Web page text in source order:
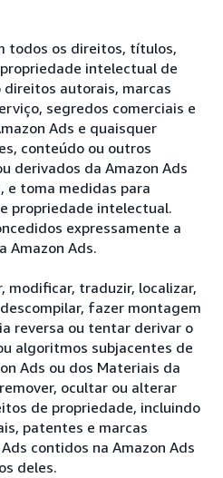
todos os direitos, títulos,
intelectual de
autorais, marcas
segredos comerciais e
Ads e quaisquer
conteúdo ou outros
derivados da Amazon Ads
e toma medidas para
propriedade intelectual.
expressamente a
Amazon Ads.
modificar, traduzir, localizar,
fazer montagem
reversa ou tentar derivar o
algoritmos subjacentes de
Ads ou dos Materiais da
ocultar ou alterar
de propriedade, incluindo
patentes e marcas
contidos na Amazon Ads
deles.